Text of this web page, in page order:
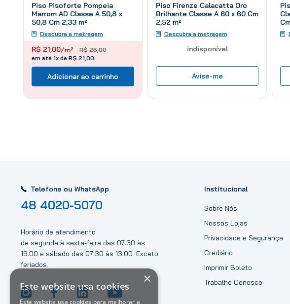
Piso Pisoforte Pompeia
Marrom AD Classe A 50,8 x
50,8 Cm 2,33 m²
Descubra a metragem
R$ 25,00
R$ 21,00/m²
em até 1x de R$ 21,00
Adicionar ao carrinho
Piso Firenze Calacatta Oro
Brilhante Classe A 60 x 60 Cm
2,52 m²
Descubra a metragem
indisponível
Avise-me
Telefone ou WhatsApp
48 4020-5070
Horário de atendimento
de segunda à sexta-feira das 07:30 às
19:00 e sábado das 07:30 às 13:00. Exceto
feriados.
Institucional
Sobre Nós
Nossas Lojas
Privacidade e Segurança
Crediário
Imprimir Boleto
Trabalhe Conosco
×
Este website usa cookies
Este website usa cookies para melhorar a